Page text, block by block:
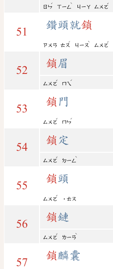
ㄖㄣ
ˊ
ㄒㄧㄥ
ˋ
ㄐㄧㄚ ㄙㄨㄛ
ˇ
51
鑽頭就鎖
ㄗㄨㄢ ㄊㄡ
ˊ
ㄐㄧㄡ
ˋ
ㄙㄨㄛ
ˇ
52
鎖眉
ㄙㄨㄛ
ˇ
ㄇㄟ
ˊ
53
鎖 門
ㄙㄨㄛ
ˇ
ㄇㄣ
ˊ
54
鎖 定
ㄙㄨㄛ
ˇ
ㄉㄧㄥ
ˋ
55
鎖頭
ㄙㄨㄛ
ˇ
˙ㄊㄡ
56
鎖鏈
ㄙㄨㄛ
ˇ
ㄌㄧㄢ
ˋ
57
鎖麟囊